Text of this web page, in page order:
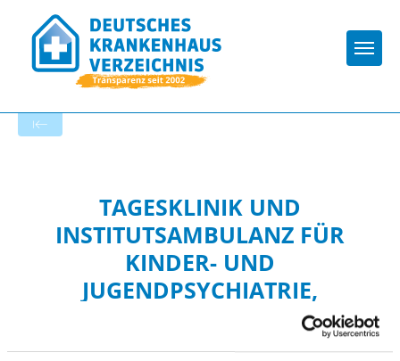
TAGESKLINIK UND
INSTITUTSAMBULANZ FÜR
KINDER- UND
JUGENDPSYCHIATRIE,
PSYCHOTHERAPIE UND
PSYCHOSOMATIK IM